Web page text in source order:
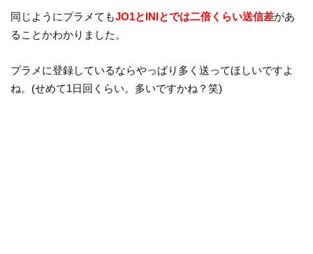
同じようにプラメてもJO1とINIとでは二倍くらい送信差があ
ることかわかりました。
プラメに登録しているならやっぱり多く送ってほしいですよ
ね。(せめて1日回くらい。多いですかね？笑)